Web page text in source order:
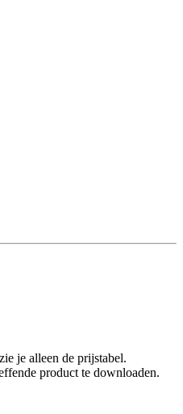
je alleen de prijstabel.
product te downloaden.